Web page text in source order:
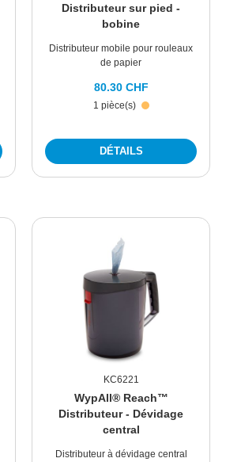
Distributeur sur pied -
bobine
Distributeur mobile pour rouleaux
de papier
1 pièce(s)
80.30 CHF
DÉTAILS
KC6221
WypAll® Reach™
Distributeur - Dévidage
central
Distributeur à dévidage central